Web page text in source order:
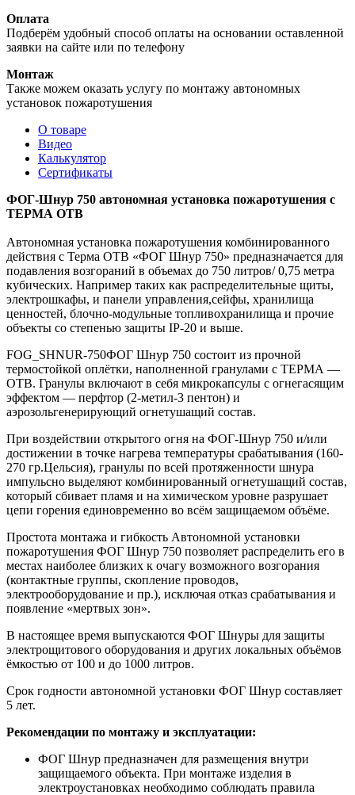
Оплата
Подберём удобный способ оплаты на основании оставленной
заявки на сайте или по телефону
Монтаж
Также можем оказать услугу по монтажу автономных
установок пожаротушения
О товаре
Видео
Калькулятор
Сертификаты
ФОГ-Шнур 750 автономная установка пожаротушения с
ТЕРМА ОТВ
Автономная установка пожаротушения комбинированного
действия с Терма ОТВ «ФОГ Шнур 750» предназначается для
подавления возгораний в объемах до 750 литров/ 0,75 метра
кубических. Например таких как распределительные щиты,
электрошкафы, и панели управления,сейфы, хранилища
ценностей, блочно-модульные топливохранилища и прочие
объекты со степенью защиты IP-20 и выше.
FOG_SHNUR-750ФОГ Шнур 750 состоит из прочной
термостойкой оплётки, наполненной гранулами с ТЕРМА —
ОТВ. Гранулы включают в себя микрокапсулы с огнегасящим
эффектом — перфтор (2-метил-3 пентон) и
аэрозольгенерирующий огнетушащий состав.
При воздействии открытого огня на ФОГ-Шнур 750 и/или
достижении в точке нагрева температуры срабатывания (160-
270 гр.Цельсия), гранулы по всей протяженности шнура
импульсно выделяют комбинированный огнетушащий состав,
который сбивает пламя и на химическом уровне разрушает
цепи горения единовременно во всём защищаемом объёме.
Простота монтажа и гибкость Автономной установки
пожаротушения ФОГ Шнур 750 позволяет распределить его в
местах наиболее близких к очагу возможного возгорания
(контактные группы, скопление проводов,
электрооборудование и пр.), исключая отказ срабатывания и
появление «мертвых зон».
В настоящее время выпускаются ФОГ Шнуры для защиты
электрощитового оборудования и других локальных объёмов
ёмкостью от 100 и до 1000 литров.
Срок годности автономной установки ФОГ Шнур составляет
5 лет.
Рекомендации по монтажу и эксплуатации:
ФОГ Шнур предназначен для размещения внутри
защищаемого объекта. При монтаже изделия в
электроустановках необходимо соблюдать правила